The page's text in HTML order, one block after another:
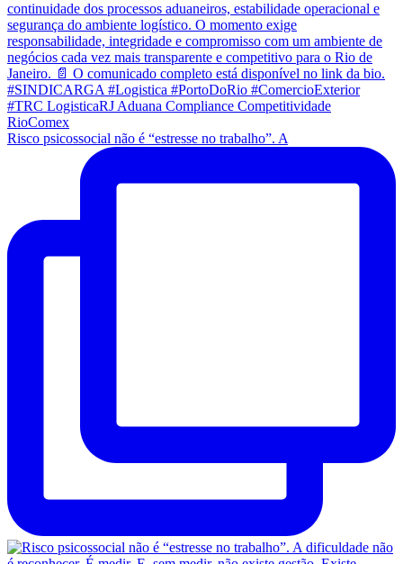
Risco psicossocial não é “estresse no trabalho”. A